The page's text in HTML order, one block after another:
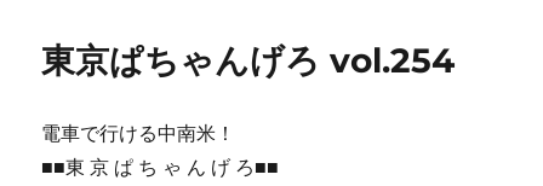
ー
東京ぱちゃんげろ vol.254
電車で行ける中南米！
■■東 京 ぱ ち ゃ ん げ ろ■■